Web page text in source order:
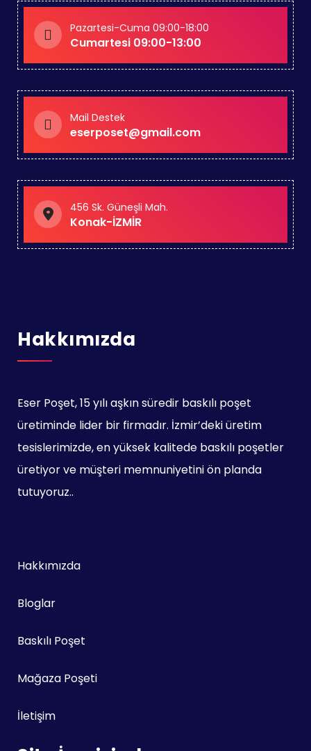
Pazartesi-Cuma 09:00-18:00
Cumartesi 09:00-13:00
Mail Destek
eserposet@gmail.com
456 Sk. Güneşli Mah.
Konak-İZMİR
Hakkımızda
Eser Poşet, 15 yılı aşkın süredir baskılı poşet
üretiminde lider bir firmadır. İzmir’deki üretim
tesislerimizde, en yüksek kalitede baskılı poşetler
üretiyor ve müşteri memnuniyetini ön planda
tutuyoruz..
Hakkımızda
Bloglar
Baskılı Poşet
Mağaza Poşeti
İletişim